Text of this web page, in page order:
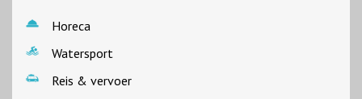
Horeca
Watersport
Reis & vervoer